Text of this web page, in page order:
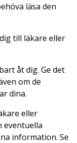
läsa den
till läkare eller
åt dig. Ge det
om de
dina.
eller
eventuella
information. Se